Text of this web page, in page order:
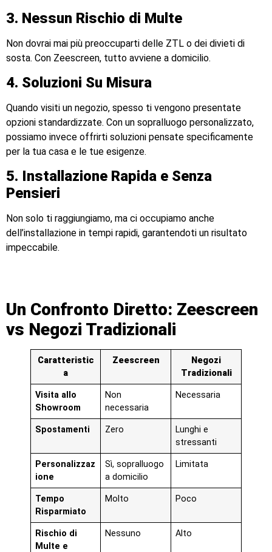
3. Nessun Rischio di Multe
Non dovrai mai più preoccuparti delle ZTL o dei divieti di
sosta. Con Zeescreen, tutto avviene a domicilio.
4. Soluzioni Su Misura
Quando visiti un negozio, spesso ti vengono presentate
opzioni standardizzate. Con un sopralluogo personalizzato,
possiamo invece offrirti soluzioni pensate specificamente
per la tua casa e le tue esigenze.
5. Installazione Rapida e Senza
Pensieri
Non solo ti raggiungiamo, ma ci occupiamo anche
dell’installazione in tempi rapidi, garantendoti un risultato
impeccabile.
Un Confronto Diretto: Zeescreen
vs Negozi Tradizionali
Caratteristic
a
Zeescreen
Negozi
Tradizionali
Visita allo
Showroom
Non
necessaria
Necessaria
Spostamenti Zero
Lunghi e
stressanti
Personalizzaz
ione
Sì, sopralluogo
a domicilio
Limitata
Tempo
Risparmiato
Molto Poco
Rischio di
Multe e
Nessuno Alto